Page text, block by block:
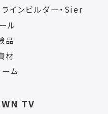
インビルダー・Sier
ル
品
材
ム
TV